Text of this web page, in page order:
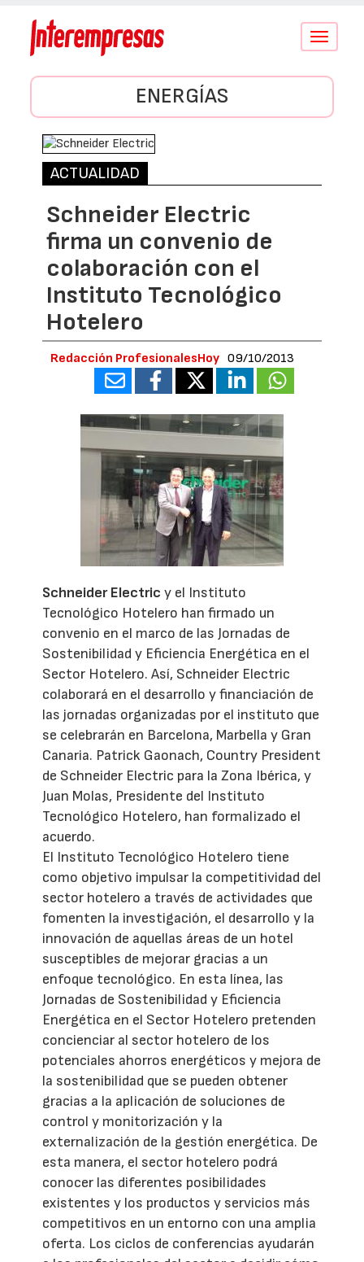
Conmutar
ENERGÍAS
ACTUALIDAD
Schneider Electric
firma un convenio de
colaboración con el
Instituto Tecnológico
Hotelero
Redacción ProfesionalesHoy 09/10/2013
Schneider Electricy el Instituto
Tecnológico Hotelero han firmado un
convenio en el marco de las Jornadas de
Sostenibilidad y Eficiencia Energética en el
Sector Hotelero. Así, Schneider Electric
colaborará en el desarrollo y financiación de
las jornadas organizadas por el instituto que
se celebrarán en Barcelona, Marbella y Gran
Canaria. Patrick Gaonach, Country President
de Schneider Electric para la Zona Ibérica, y
Juan Molas, Presidente del Instituto
Tecnológico Hotelero, han formalizado el
acuerdo.
El Instituto Tecnológico Hotelero tiene
como objetivo impulsar la competitividad del
sector hotelero a través de actividades que
fomenten la investigación, el desarrollo y la
innovación de aquellas áreas de un hotel
susceptibles de mejorar gracias a un
enfoque tecnológico. En esta línea, las
Jornadas de Sostenibilidad y Eficiencia
Energética en el Sector Hotelero pretenden
concienciar al sector hotelero de los
potenciales ahorros energéticos y mejora de
la sostenibilidad que se pueden obtener
gracias a la aplicación de soluciones de
control y monitorización y la
externalización de la gestión energética. De
esta manera, el sector hotelero podrá
conocer las diferentes posibilidades
existentes y los productos y servicios más
competitivos en un entorno con una amplia
oferta. Los ciclos de conferencias ayudarán